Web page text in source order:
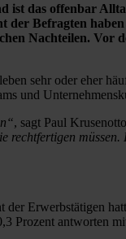
das offenbar
Befragten
Nachteilen.
sehr oder eher
und
, sagt Paul
Erwerbstätigen
Prozent antworten